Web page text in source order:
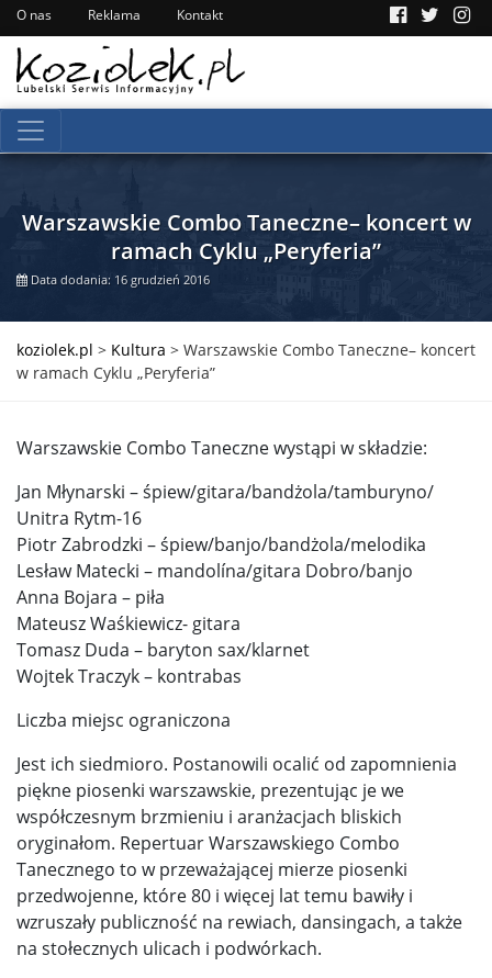
O nas Reklama Kontakt
Warszawskie Combo Taneczne– koncert w
ramach Cyklu „Peryferia”
Data dodania: 16 grudzień 2016
koziolek.pl > Kultura > Warszawskie Combo Taneczne– koncert
w ramach Cyklu „Peryferia”
Warszawskie Combo Taneczne wystąpi w składzie:
Jan Młynarski – śpiew/gitara/bandżola/tamburyno/
Unitra Rytm-16
Piotr Zabrodzki – śpiew/banjo/bandżola/melodika
Lesław Matecki – mandolína/gitara Dobro/banjo
Anna Bojara – piła
Mateusz Waśkiewicz- gitara
Tomasz Duda – baryton sax/klarnet
Wojtek Traczyk – kontrabas
Liczba miejsc ograniczona
Jest ich siedmioro. Postanowili ocalić od zapomnienia
piękne piosenki warszawskie, prezentując je we
współczesnym brzmieniu i aranżacjach bliskich
oryginałom. Repertuar Warszawskiego Combo
Tanecznego to w przeważającej mierze piosenki
przedwojenne, które 80 i więcej lat temu bawiły i
wzruszały publiczność na rewiach, dansingach, a także
na stołecznych ulicach i podwórkach.